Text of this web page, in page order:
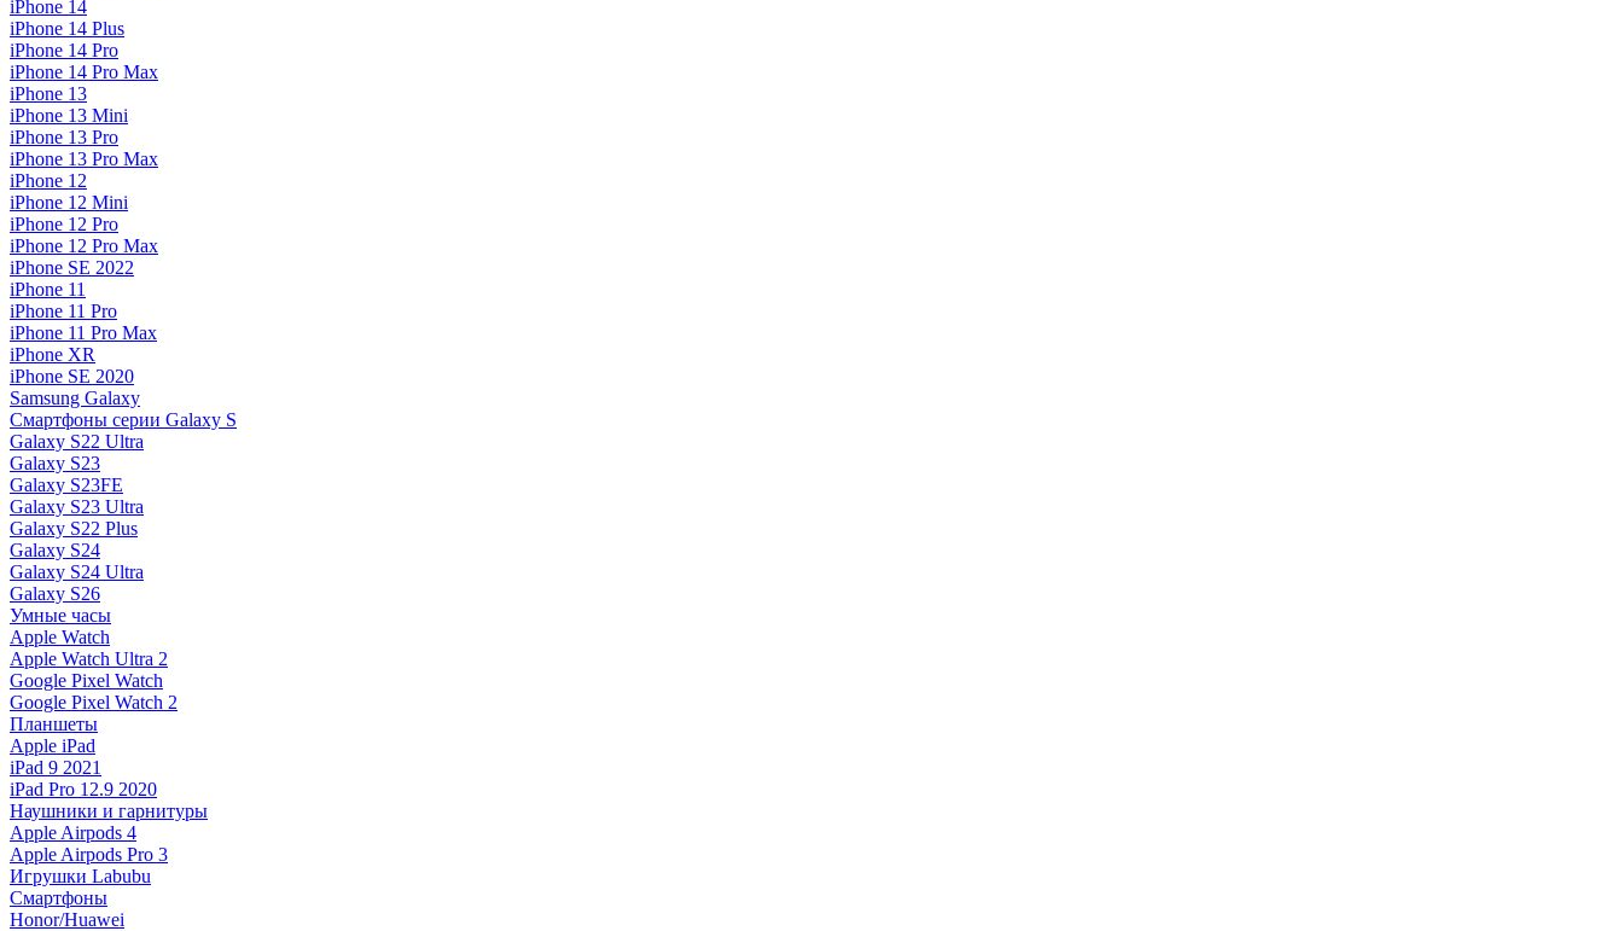
iPhone 14
iPhone 14 Plus
iPhone 14 Pro
iPhone 14 Pro Max
iPhone 13
iPhone 13 Mini
iPhone 13 Pro
iPhone 13 Pro Max
iPhone 12
iPhone 12 Mini
iPhone 12 Pro
iPhone 12 Pro Max
iPhone SE 2022
iPhone 11
iPhone 11 Pro
iPhone 11 Pro Max
iPhone XR
iPhone SE 2020
Samsung Galaxy
Смартфоны серии Galaxy S
Galaxy S22 Ultra
Galaxy S23
Galaxy S23FE
Galaxy S23 Ultra
Galaxy S22 Plus
Galaxy S24
Galaxy S24 Ultra
Galaxy S26
Умные часы
Apple Watch
Apple Watch Ultra 2
Google Pixel Watch
Google Pixel Watch 2
Планшеты
Apple iPad
iPad 9 2021
iPad Pro 12.9 2020
Наушники и гарнитуры
Apple Airpods 4
Apple Airpods Pro 3
Игрушки Labubu
Смартфоны
Honor/Huawei